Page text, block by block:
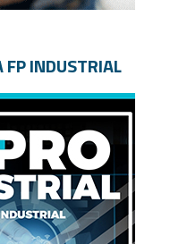
FP INDUSTRIAL